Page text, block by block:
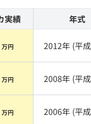
実績 年式
万円 2012年 (平
万円 2008年 (平
万円 2006年 (平